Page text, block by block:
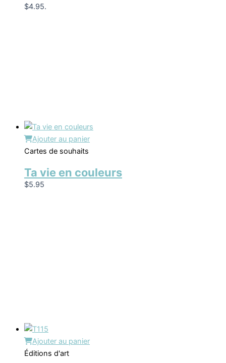
$4.95.
Ajouter au panier
Cartes de souhaits
Ta vie en couleurs
$5.95
Ajouter au panier
Éditions d'art